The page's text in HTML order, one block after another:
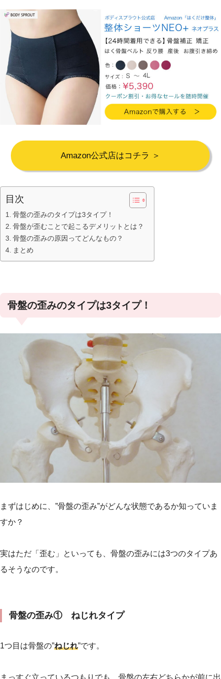
Amazon公式店はコチラ ＞
目次
骨盤の歪みのタイプは3タイプ！
骨盤が歪むことで起こるデメリットとは？
骨盤の歪みの原因ってどんなもの？
まとめ
骨盤の歪みのタイプは3タイプ！
まずはじめに、”骨盤の歪み”がどんな状態であるか知っていま
すか？
実はただ「歪む」といっても、骨盤の歪みには3つのタイプあ
るそうなのです。
骨盤の歪み① ねじれタイプ
1つ目は骨盤の”ねじれ”です。